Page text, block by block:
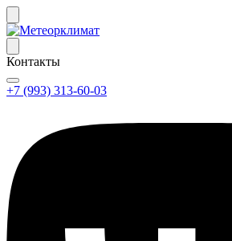
Контакты
+7 (993) 313-60-03